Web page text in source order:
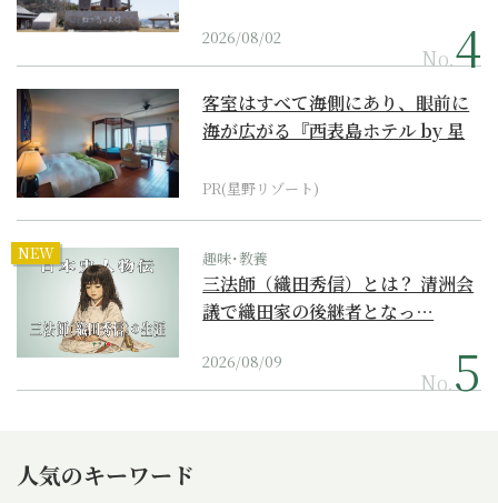
2026/08/02
No.
客室はすべて海側にあり、眼前に
海が広がる『西表島ホテル by 星
PR(星野リゾート)
NEW 趣味･教養
三法師（織田秀信）とは？ 清洲会
議で織田家の後継者となっ…
2026/08/09
No.
人気のキーワード